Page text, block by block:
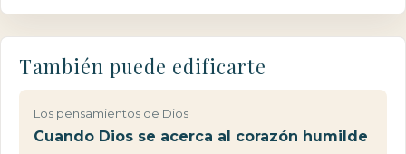
También puede edificarte
Los pensamientos de Dios
Cuando Dios se acerca al corazón humilde